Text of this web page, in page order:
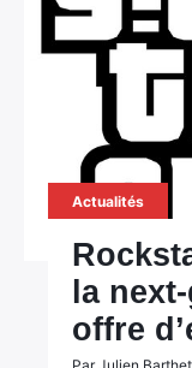
Actualités
la
offre